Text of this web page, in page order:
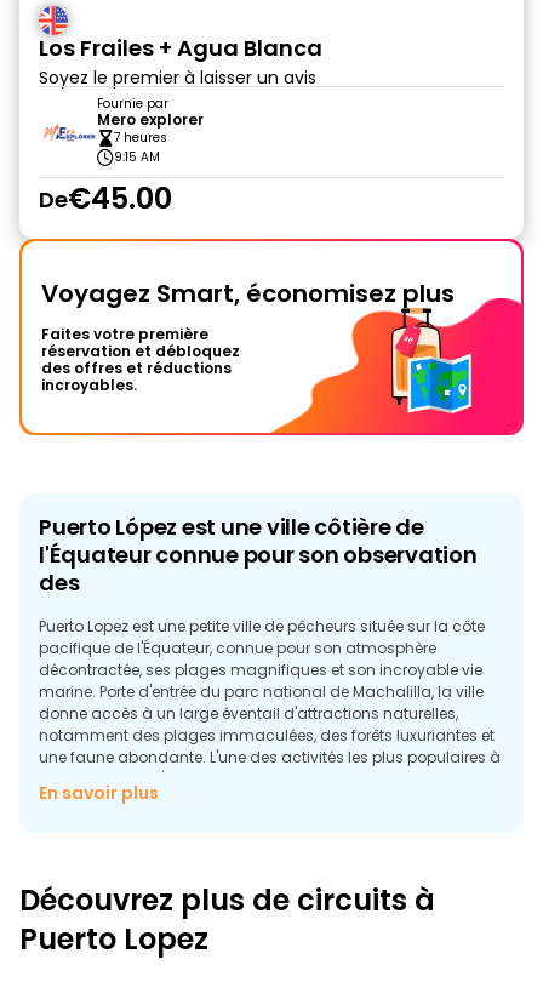
Los Frailes + Agua Blanca
Soyez le premier à laisser un avis
Fournie par
Mero explorer
7 heures
9:15 AM
De€45.00
Voyagez Smart, économisez plus
Faites votre première
réservation et débloquez
des offres et réductions
incroyables.
Puerto López est une ville côtière de
l'Équateur connue pour son observation
des
Puerto Lopez est une petite ville de pêcheurs située sur la côte
pacifique de l'Équateur, connue pour son atmosphère
décontractée, ses plages magnifiques et son incroyable vie
marine. Porte d'entrée du parc national de Machalilla, la ville
donne accès à un large éventail d'attractions naturelles,
notamment des plages immaculées, des forêts luxuriantes et
une faune abondante. L'une des activités les plus populaires à
Puerto Lopez est l'observation des baleines. De juin à
septembre, les baleines à bosse migrent vers ces eaux
Outre l'observation des baleines, Puerto Lopez est une plaque
tournante pour l'exploration d'autres merveilles naturelles. La
proche Isla de la Plata, souvent appelée "les Galapagos du
pauvre", est célèbre pour ses fous à pieds bleus, ses frégates et
En savoir plus
Découvrez plus de circuits à
Puerto Lopez